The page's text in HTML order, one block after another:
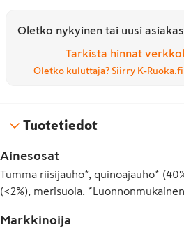
Oletko nykyinen tai uusi
Tarkista hinnat
Oletko kuluttaja? Siirry K-
Tuotetiedot
Ainesosat
Tumma riisijauho*, quinoajauho*
(<2%), merisuola.
Markkinoija